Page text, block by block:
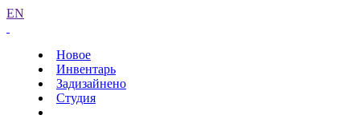
EN
Новое
Инвентарь
Задизайнено
Студия